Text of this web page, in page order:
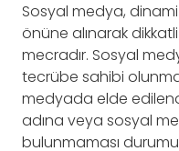
Sosyal medya,
önüne alınarak
mecradır. Sosyal
tecrübe sahibi
medyada elde
adına veya sosyal
bulunmaması